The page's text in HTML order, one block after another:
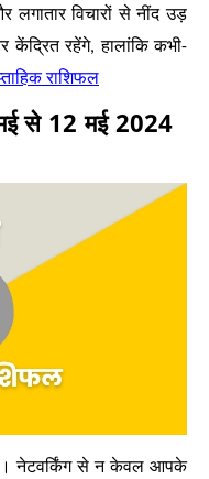
विचारों से नींद उड़
रहेंगे, हालांकि कभी-
राशिफल
से 12 मई 2024
नेटवर्किंग से न केवल आपके